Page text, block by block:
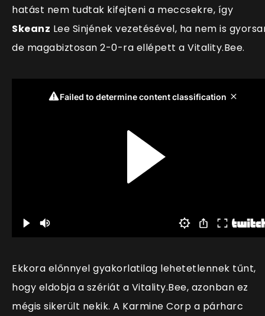
hatást nem tudtak kifejteni a meccsekre, így
Skeanz Lee Sinjének vezetésével, ha nem is
de magabiztosan 2-0-ra ellépett a Vitality.Bee.
Ekkora előnnyel gyakorlatilag lehetetlennek tűnt,
hogy eldobja a szériát a Vitality.Bee, azonban ez
mégis sikerült nekik. A Karmine Corp a párharc